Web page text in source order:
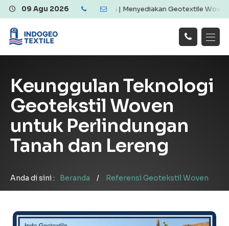
09 Agu 2026
dan Ekonomis | Menyediakan Geotextile Woven & Non
Galeri
Layanan
Hubungi
!
Keunggulan Teknologi
Geotekstil Woven
untuk Perlindungan
Tanah dan Lereng
Anda di sini : Beranda / Referensi Geotekstil Woven